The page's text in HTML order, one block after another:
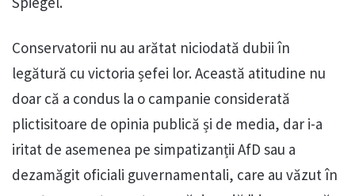
Conservatorii nu au arătat niciodată dubii în
legătură cu victoria șefei lor. Această atitudine nu
doar că a condus la o campanie considerată
plictisitoare de opinia publică și de media, dar i-a
iritat de asemenea pe simpatizanții AfD sau a
dezamăgit oficiali guvernamentali, care au văzut în